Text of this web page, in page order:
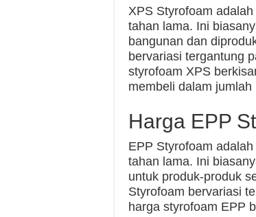
XPS Styrofoam
tahan lama. Ini
bangunan dan
bervariasi tergantung
styrofoam XPS
membeli dalam
Harga EPP
EPP Styrofoam
tahan lama. Ini
untuk produk-produk
Styrofoam bervariasi
harga styrofoam EPP